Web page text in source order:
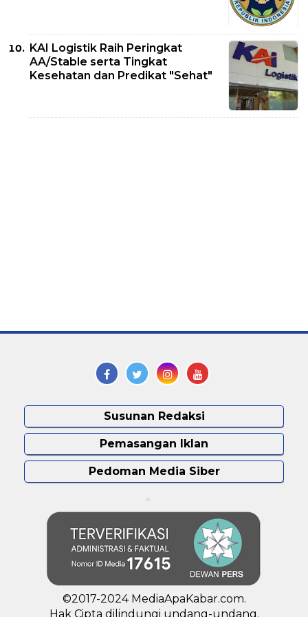
KAI Logistik Raih Peringkat
AA/Stable serta Tingkat
Kesehatan dan Predikat "Sehat"
Susunan Redaksi
Pemasangan Iklan
Pedoman Media Siber
©2017-2024 MediaApaKabar.com.
Hak Cipta dilindungi undang-undang.